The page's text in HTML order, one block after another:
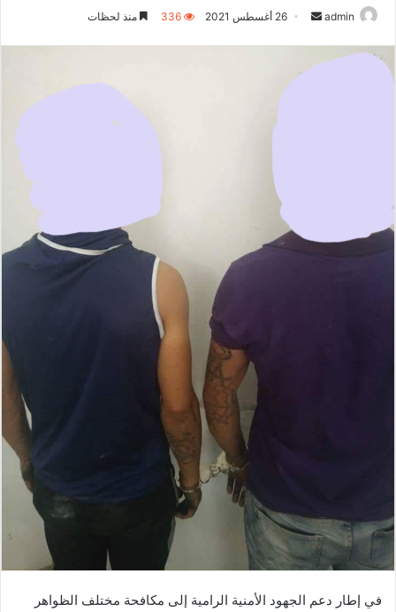
admin
أرسل 26 أغسطس 2021 336 منذ لحظات
في إطار دعم الجهود الأمنية الرامية إلى مكافحة مختلف الظواهر